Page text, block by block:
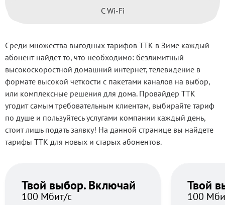
С Wi-Fi
Среди множества выгодных тарифов ТТК в Зиме каждый
абонент найдет то, что необходимо: безлимитный
высокоскоростной домашний интернет, телевидение в
формате высокой четкости с пакетами каналов на выбор,
или комплексные решения для дома. Провайдер ТТК
угодит самым требовательным клиентам, выбирайте тариф
по душе и пользуйтесь услугами компании каждый день,
стоит лишь подать заявку! На данной странице вы найдете
тарифы ТТК для новых и старых абонентов.
Твой выбор. Включай
100 Мбит/с
Твой
100